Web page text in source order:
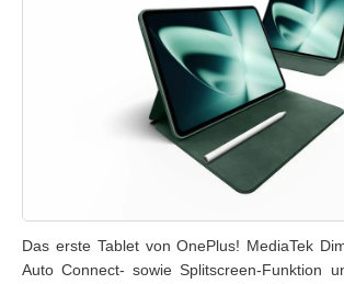
Das erste Tablet von OnePlus! MediaTek
Auto Connect- sowie Splitscreen-Funktion